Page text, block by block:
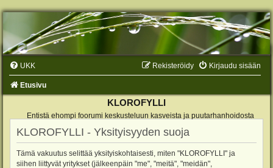
UKK Kirjaudu sisään
Rekisteröidy
Etusivu
KLOROFYLLI
Entistä ehompi foorumi keskusteluun kasveista ja puutarhanhoidosta
KLOROFYLLI - Yksityisyyden suoja
Tämä vakuutus selittää yksityiskohtaisesti, miten "KLOROFYLLI" ja
siihen liittyvät yritykset (jälkeenpäin "me", "meitä", "meidän",